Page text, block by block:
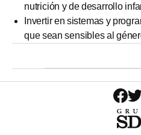
nutrición y de desarrollo
Invertir en sistemas y
que sean sensibles al